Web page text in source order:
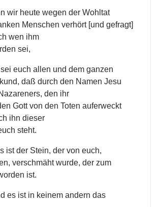
wir heute wegen der Wohltat
Menschen verhört [und gefragt]
wen ihm
sei,
euch allen und dem ganzen
daß durch den Namen Jesu
den ihr
Gott von den Toten auferweckt
ihn dieser
steht.
ist der Stein, der von euch,
verschmäht wurde, der zum
ist.
es ist in keinem andern das